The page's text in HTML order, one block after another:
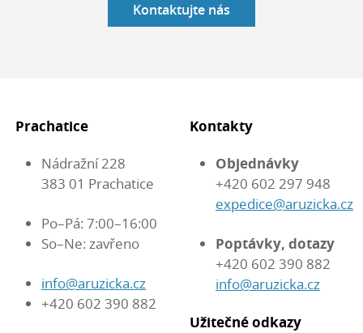
Kontaktujte nás
Prachatice
Nádražní 228
383 01 Prachatice
Po–Pá: 7:00–16:00
So–Ne: zavřeno
info@aruzicka.cz
+420 602 390 882
Kontakty
Objednávky
+420 602 297 948
expedice@aruzicka.cz
Poptávky, dotazy
+420 602 390 882
info@aruzicka.cz
Užitečné odkazy